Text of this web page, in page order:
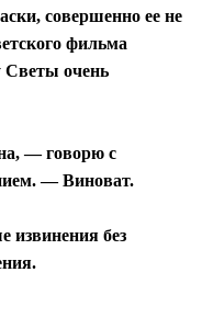
совершенно ее не
фильма
Светы очень
— говорю с
— Виноват.
без